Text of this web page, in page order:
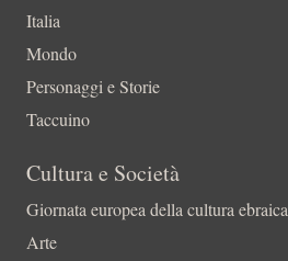
Italia
Mondo
Personaggi e Storie
Taccuino
Cultura e Società
Giornata europea della cultura ebraica
Arte